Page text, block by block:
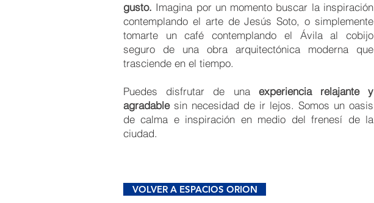
gusto. Imagina por un momento buscar la inspiración
contemplando el arte de Jesús Soto, o simplemente
tomarte un café contemplando el Ávila al cobijo
seguro de una obra arquitectónica moderna que
trasciende en el tiempo.
Puedes disfrutar de una experiencia relajante y
agradable sin necesidad de ir lejos. Somos un oasis
de calma e inspiración en medio del frenesí de la
ciudad.
VOLVER A ESPACIOS ORION